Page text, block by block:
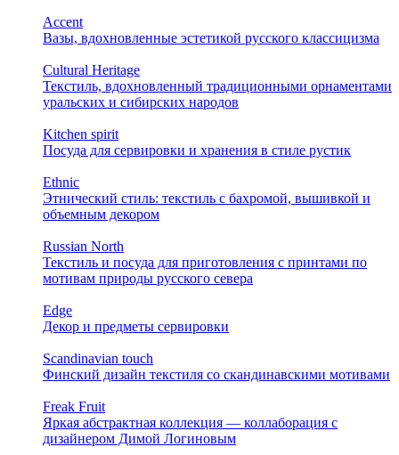
Accent
Вазы, вдохновленные эстетикой русского классицизма
Cultural Heritage
Текстиль, вдохновленный традиционными орнаментами
уральских и сибирских народов
Kitchen spirit
Посуда для сервировки и хранения в стиле рустик
Ethnic
Этнический стиль: текстиль с бахромой, вышивкой и
объемным декором
Russian North
Текстиль и посуда для приготовления с принтами по
мотивам природы русского севера
Edge
Декор и предметы сервировки
Scandinavian touch
Финский дизайн текстиля со скандинавскими мотивами
Freak Fruit
Яркая абстрактная коллекция — коллаборация с
дизайнером Димой Логиновым